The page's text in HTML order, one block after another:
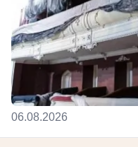
06.08.2026